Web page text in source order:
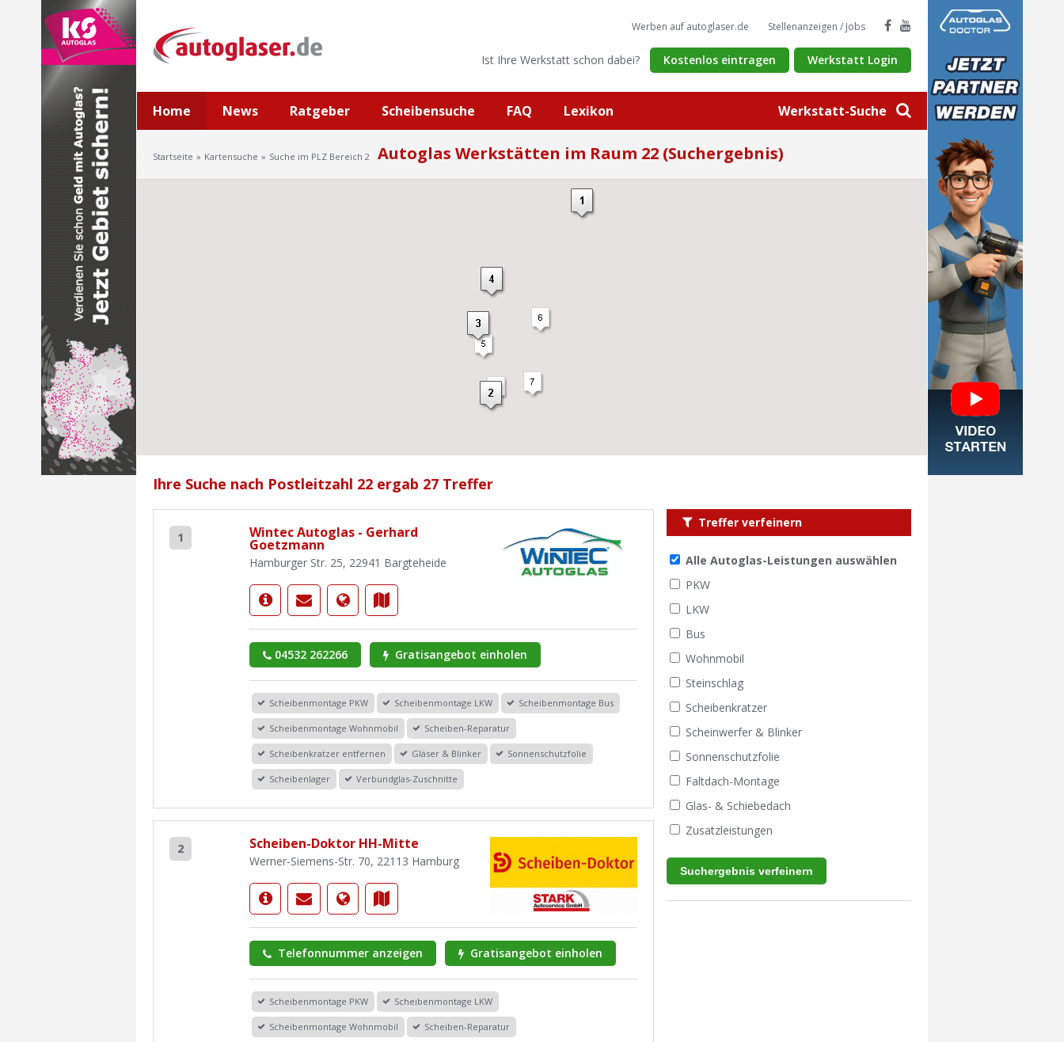
Werkstatt-Suche
Werben auf autoglaser.de Stellenanzeigen / Jobs
Ist Ihre Werkstatt schon dabei? Kostenlos eintragen Werkstatt Login
Home News Ratgeber Scheibensuche FAQ Lexikon
Startseite Kartensuche Suche im PLZ Bereich 2 Autoglas Werkstätten im Raum 22 (Suchergebnis)
Ihre Suche nach Postleitzahl 22 ergab 27 Treffer
1 Wintec Autoglas - Gerhard
Goetzmann
Hamburger Str. 25, 22941 Bargteheide
04532 262266 Gratisangebot einholen
Scheibenmontage PKW Scheibenmontage LKW Scheibenmontage Bus
Scheibenmontage Wohnmobil Scheiben-Reparatur
Scheibenkratzer entfernen Gläser & Blinker Sonnenschutzfolie
Scheibenlager Verbundglas-Zuschnitte
2 Scheiben-Doktor HH-Mitte
Werner-Siemens-Str. 70, 22113 Hamburg
Telefonnummer anzeigen Gratisangebot einholen
Scheibenmontage PKW Scheibenmontage LKW
Scheibenmontage Wohnmobil Scheiben-Reparatur
Treffer verfeinern
Alle Autoglas-Leistungen auswählen
PKW
LKW
Bus
Wohnmobil
Steinschlag
Scheibenkratzer
Scheinwerfer & Blinker
Sonnenschutzfolie
Faltdach-Montage
Glas- & Schiebedach
Zusatzleistungen